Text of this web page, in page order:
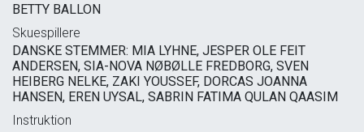
BETTY BALLON
Skuespillere
DANSKE STEMMER: MIA LYHNE, JESPER OLE FEIT
ANDERSEN, SIA-NOVA NØBØLLE FREDBORG, SVEN
HEIBERG NELKE, ZAKI YOUSSEF, DORCAS JOANNA
HANSEN, EREN UYSAL, SABRIN FATIMA QULAN QAASIM
Instruktion